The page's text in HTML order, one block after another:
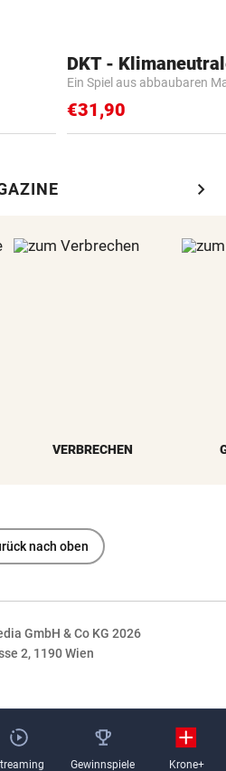
Ein Spiel aus abbaubaren
€31,90
chevron_right
VERBRECHEN
nach oben
GmbH & Co KG 2026
2, 1190 Wien
Gewinnspiele Krone+